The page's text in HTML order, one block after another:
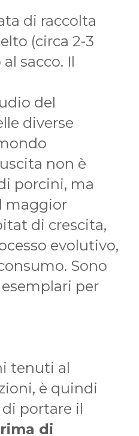
di raccolta
(circa 2-3
sacco. Il
del
diverse
non è
porcini, ma
maggior
di crescita,
evolutivo,
Sono
per
tenuti al
è quindi
portare il
di